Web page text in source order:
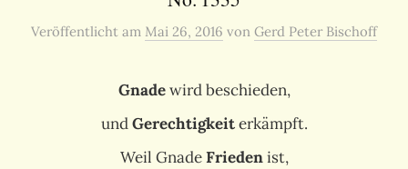
Veröffentlicht am Mai 26, 2016 von Gerd Peter Bischoff
Gnadewird beschieden,
undGerechtigkeiterkämpft.
Weil GnadeFriedenist,